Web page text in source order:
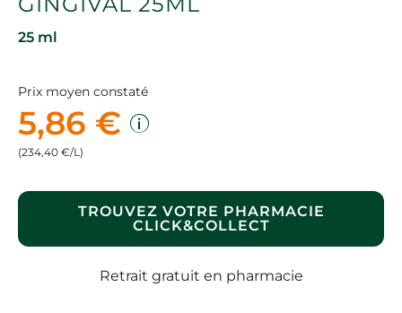
25 ml
Prix moyen constaté
5,86 €
(234,40 €/L)
TROUVEZ VOTRE PHARMACIE
CLICK&COLLECT
Retrait gratuit en pharmacie